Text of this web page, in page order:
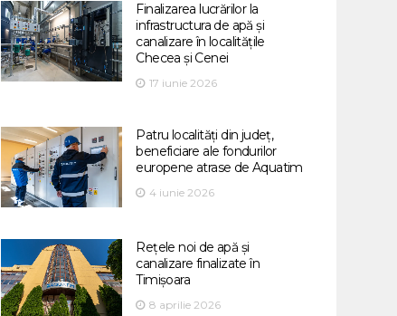
Finalizarea lucrărilor la
infrastructura de apă și
canalizare în localitățile
Checea și Cenei
17 iunie 2026
Patru localități din județ,
beneficiare ale fondurilor
europene atrase de Aquatim
4 iunie 2026
Rețele noi de apă și
canalizare finalizate în
Timișoara
8 aprilie 2026